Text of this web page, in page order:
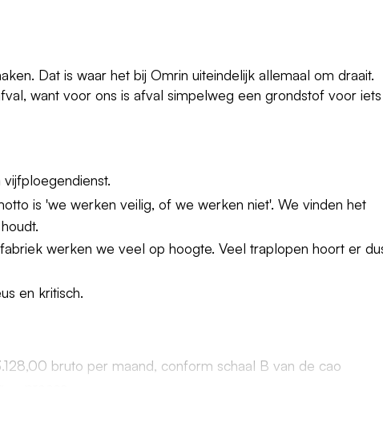
Dat is waar het bij Omrin uiteindelijk allemaal om draait.
want voor ons is afval simpelweg een grondstof voor iets
is 'we werken veilig, of we werken niet'. We vinden het
werken we veel op hoogte. Veel traplopen hoort er
en kritisch.
bruto per maand, conform schaal B van de cao
van 13,5% en een resultaatafhankelijke uitkering.